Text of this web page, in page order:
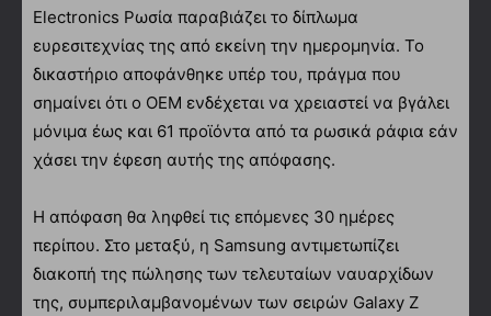
Electronics Ρωσία παραβιάζει το δίπλωμα
ευρεσιτεχνίας της από εκείνη την ημερομηνία. Το
δικαστήριο αποφάνθηκε υπέρ του, πράγμα που
σημαίνει ότι ο OEM ενδέχεται να χρειαστεί να βγάλει
μόνιμα έως και 61 προϊόντα από τα ρωσικά ράφια εάν
χάσει την έφεση αυτής της απόφασης.
Η απόφαση θα ληφθεί τις επόμενες 30 ημέρες
περίπου. Στο μεταξύ, η Samsung αντιμετωπίζει
διακοπή της πώλησης των τελευταίων ναυαρχίδων
της, συμπεριλαμβανομένων των σειρών Galaxy Z